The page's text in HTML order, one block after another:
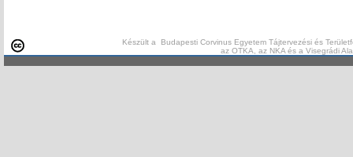
Készült a Budapesti Corvinus Egyetem Tájtervezési és
az OTKA, az NKA és a Visegrádi